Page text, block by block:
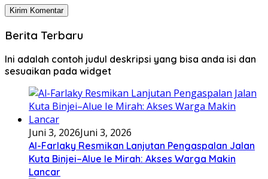
Berita Terbaru
Ini adalah contoh judul deskripsi yang bisa anda isi dan
sesuaikan pada widget
Juni 3, 2026Juni 3, 2026
Al-Farlaky Resmikan Lanjutan Pengaspalan Jalan
Kuta Binjei–Alue Ie Mirah: Akses Warga Makin
Lancar